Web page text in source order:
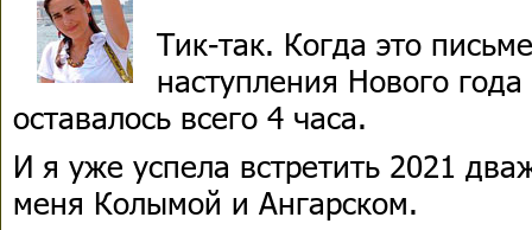
Тик-так. Когда это
наступления Нового
оставалось всего 4 часа.
И я уже успела встретить 2021
меня Колымой и Ангарском.